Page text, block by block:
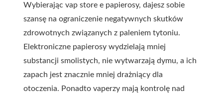
Wybierając vap store e papierosy, dajesz sobie
szansę na ograniczenie negatywnych skutków
zdrowotnych związanych z paleniem tytoniu.
Elektroniczne papierosy wydzielają mniej
substancji smolistych, nie wytwarzają dymu, a ich
zapach jest znacznie mniej drażniący dla
otoczenia. Ponadto vaperzy mają kontrolę nad